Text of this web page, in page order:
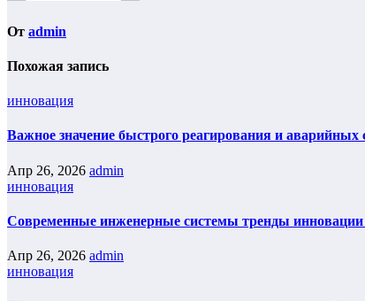
От admin
Похожая запись
инновация
Важное значение быстрого реагирования и
Апр 26, 2026 admin
инновация
Современные инженерные системы тренды
Апр 26, 2026 admin
инновация